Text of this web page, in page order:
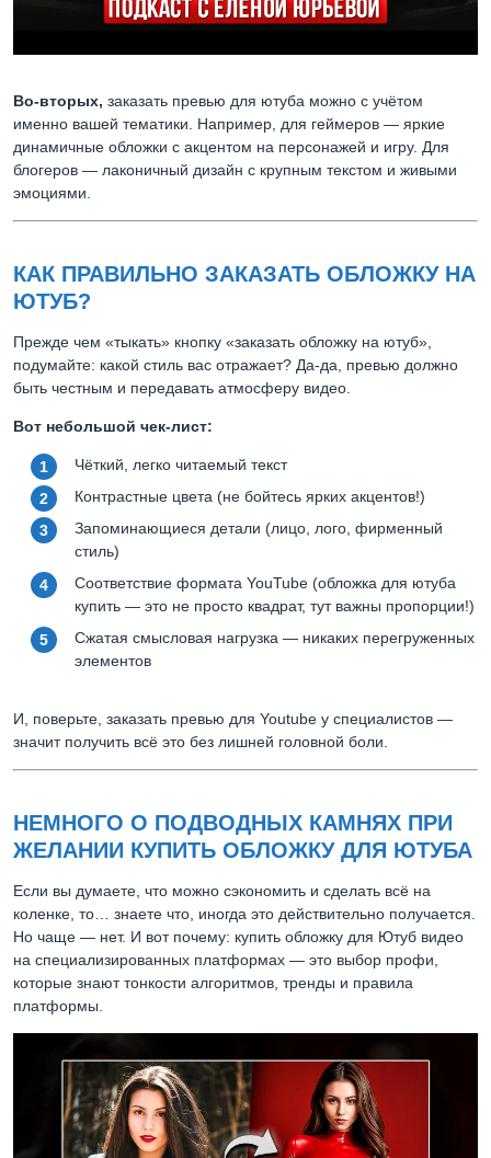
Во-вторых, заказать превью для ютуба можно с учётом
именно вашей тематики. Например, для геймеров — яркие
динамичные обложки с акцентом на персонажей и игру. Для
блогеров — лаконичный дизайн с крупным текстом и живыми
эмоциями.
КАК ПРАВИЛЬНО ЗАКАЗАТЬ ОБЛОЖКУ НА
ЮТУБ?
Прежде чем «тыкать» кнопку «заказать обложку на ютуб»,
подумайте: какой стиль вас отражает? Да-да, превью должно
быть честным и передавать атмосферу видео.
Вот небольшой чек-лист:
Чёткий, легко читаемый текст
Контрастные цвета (не бойтесь ярких акцентов!)
Запоминающиеся детали (лицо, лого, фирменный
стиль)
Соответствие формата YouTube (обложка для ютуба
купить — это не просто квадрат, тут важны пропорции!)
Сжатая смысловая нагрузка — никаких перегруженных
элементов
И, поверьте, заказать превью для Youtube у специалистов —
значит получить всё это без лишней головной боли.
НЕМНОГО О ПОДВОДНЫХ КАМНЯХ ПРИ
ЖЕЛАНИИ КУПИТЬ ОБЛОЖКУ ДЛЯ ЮТУБА
Если вы думаете, что можно сэкономить и сделать всё на
коленке, то… знаете что, иногда это действительно получается.
Но чаще — нет. И вот почему: купить обложку для Ютуб видео
на специализированных платформах — это выбор профи,
которые знают тонкости алгоритмов, тренды и правила
платформы.